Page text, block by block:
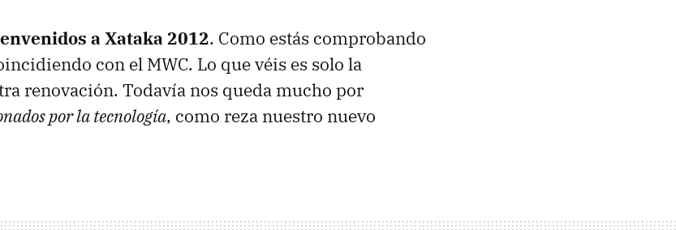
a Xataka 2012. Como estás comprobando
con el MWC. Lo que véis es solo la
renovación. Todavía nos queda mucho por
por la tecnología, como reza nuestro nuevo